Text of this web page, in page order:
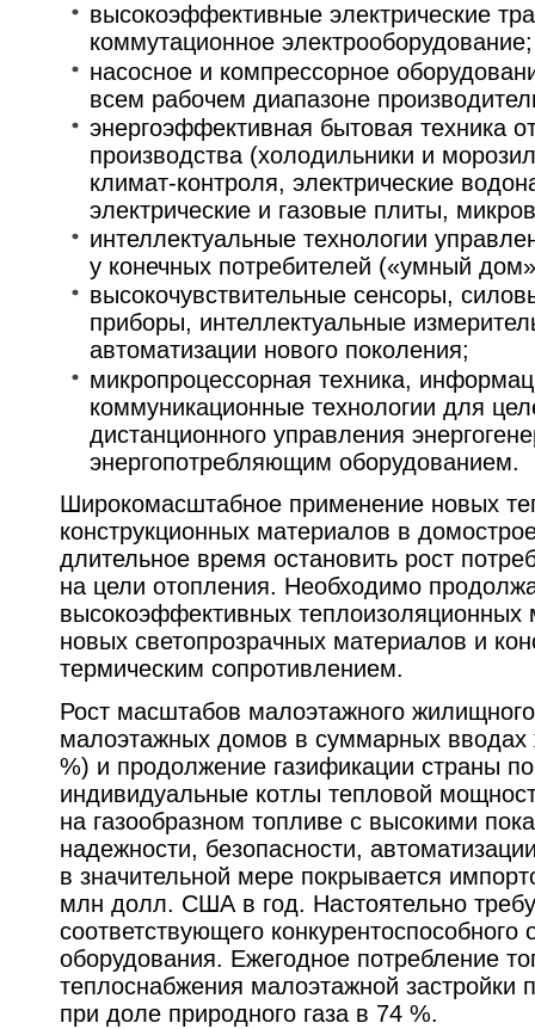
высокоэффективные электрические
коммутационное электрооборудование;
насосное и компрессорное
всем рабочем диапазоне
энергоэффективная бытовая техника
производства (холодильники и
климат-контроля, электрические
электрические и газовые плиты,
интеллектуальные технологии
у конечных потребителей («умный
высокочувствительные сенсоры,
приборы, интеллектуальные
автоматизации нового поколения;
микропроцессорная техника,
коммуникационные технологии для
дистанционного управления
энергопотребляющим оборудованием.
Широкомасштабное применение новых
конструкционных материалов в
длительное время остановить рост
на цели отопления. Необходимо
высокоэффективных теплоизоляционных
новых светопрозрачных материалов и
термическим сопротивлением.
Рост масштабов малоэтажного
малоэтажных домов в суммарных вводах
%) и продолжение газификации страны
индивидуальные котлы тепловой
на газообразном топливе с высокими
надежности, безопасности,
в значительной мере покрывается
млн долл. США в год. Настоятельно
соответствующего конкурентоспособного
оборудования. Ежегодное потребление
теплоснабжения малоэтажной застройки
при доле природного газа в 74 %.